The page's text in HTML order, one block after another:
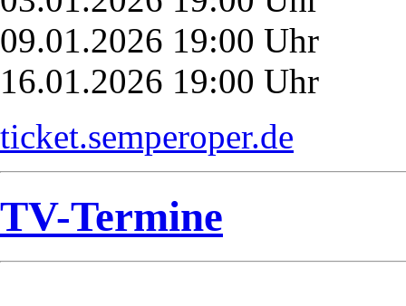
09.01.2026 19:00 Uhr
16.01.2026 19:00 Uhr
ticket.semperoper.de
TV-Termine